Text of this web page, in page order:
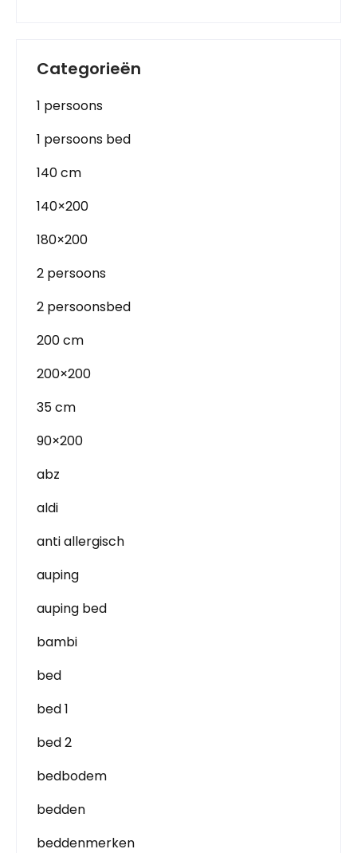
Categorieën
1 persoons
1 persoons bed
140 cm
140×200
180×200
2 persoons
2 persoonsbed
200 cm
200×200
35 cm
90×200
abz
aldi
anti allergisch
auping
auping bed
bambi
bed
bed 1
bed 2
bedbodem
bedden
beddenmerken